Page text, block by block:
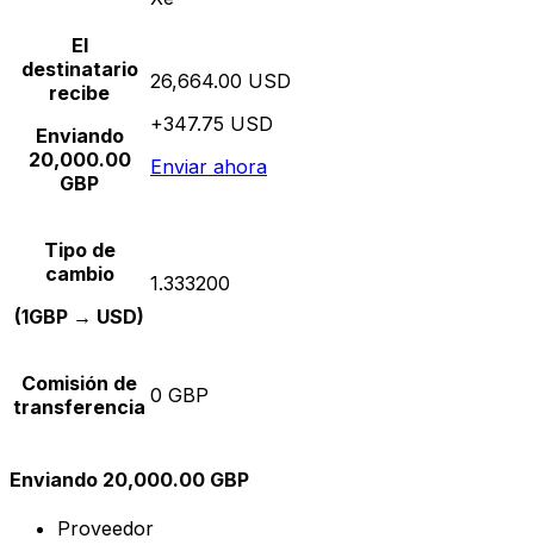
El
destinatario
recibe
Enviando
20,000.00
GBP
26,664.00 USD
+347.75 USD
Enviar ahora
Tipo de
cambio
(1GBP → USD)
1.333200
Comisión de
transferencia 0 GBP
Enviando 20,000.00 GBP
Proveedor